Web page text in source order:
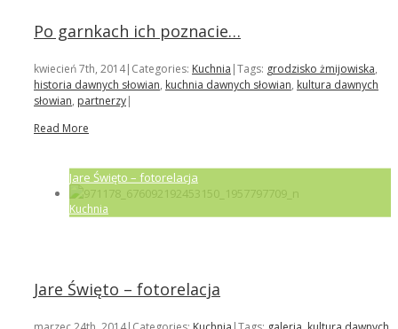
Po garnkach ich poznacie…
kwiecień 7th, 2014| Categories: Kuchnia |Tags: grodzisko żmijowiska,
historia dawnych słowian, kuchnia dawnych słowian, kultura dawnych
słowian, partnerzy|
Read More
Jare Święto – fotorelacja
Kuchnia
Jare Święto – fotorelacja